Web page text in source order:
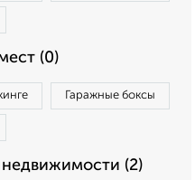
(0)
Гаражные боксы
(2)